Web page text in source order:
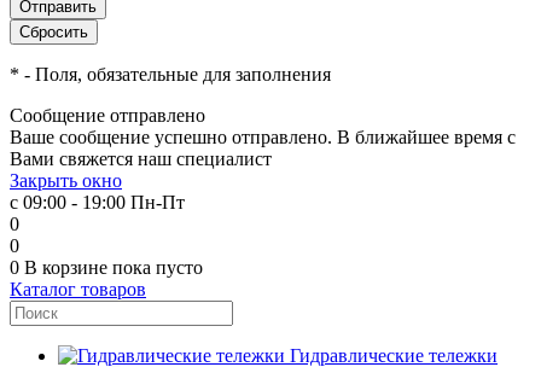
* - Поля, обязательные для заполнения
Сообщение отправлено
Ваше сообщение успешно отправлено. В ближайшее время с
Вами свяжется наш специалист
Закрыть окно
с 09:00 - 19:00 Пн-Пт
0
0
0 В корзине пока пусто
Каталог товаров
Гидравлические тележки